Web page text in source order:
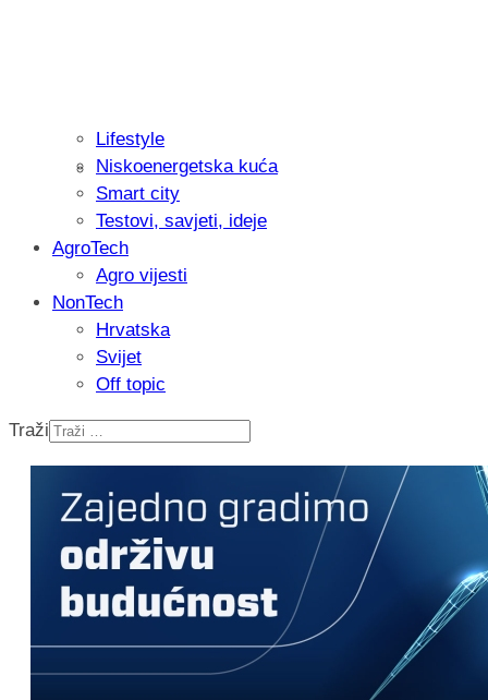
Isprobali smo: Thermostar
Recenzija: Einhell Professional CP-
nikada prije
Lifestyle
Niskoenergetska kuća
Smart city
Testovi, savjeti, ideje
AgroTech
Agro vijesti
NonTech
Hrvatska
Svijet
Off topic
Traži